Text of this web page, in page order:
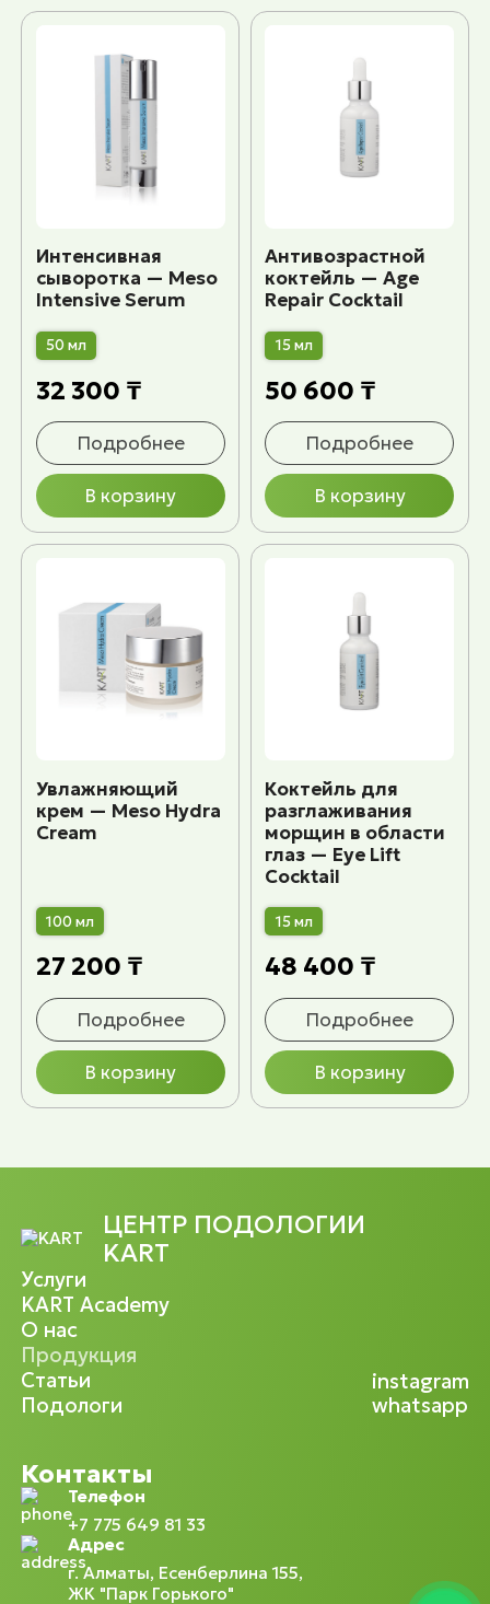
Интенсивная
сыворотка — Meso
Intensive Serum
50 мл
32 300 ₸
Подробнее
В корзину
Антивозрастной
коктейль — Age
Repair Cocktail
15 мл
50 600 ₸
Подробнее
В корзину
Увлажняющий
крем — Meso Hydra
Cream
100 мл
27 200 ₸
Подробнее
В корзину
Коктейль для
разглаживания
морщин в области
глаз — Eye Lift
Cocktail
15 мл
48 400 ₸
Подробнее
В корзину
ЦЕНТР ПОДОЛОГИИ
KART
Услуги
KART Academy
О нас
Продукция
Статьи
Подологи
instagram
whatsapp
Контакты
Телефон
+7 775 649 81 33
Адрес
г. Алматы, Есенберлина 155,
ЖК "Парк Горького"